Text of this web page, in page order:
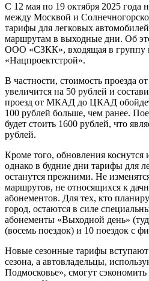
С 12 мая по 19 октября 2025 года на платной трассе М-11
между Москвой и
тарифы для легковых
маршрутам в выходные дни. Об
ООО «СЗКК», входящая в группу
«Нацпроектстрой».
В частности, стоимость проезда
увеличится на 50 рублей и
проезд от МКАД до ЦКАД
100 рублей больше, чем ранее.
будет стоить 1600 рублей, что
рублей.
Кроме того, обновления коснутся
однако в будние дни тарифы для
останутся прежними. Не
маршрутов, не относящихся к
абонементов. Для тех, кто
город, остаются в силе
абонементы «Выходной день»
(восемь поездок) и 10 поездок с
Новые сезонные тарифы вступают
сезона, а автовладельцы,
Подмосковье», смогут